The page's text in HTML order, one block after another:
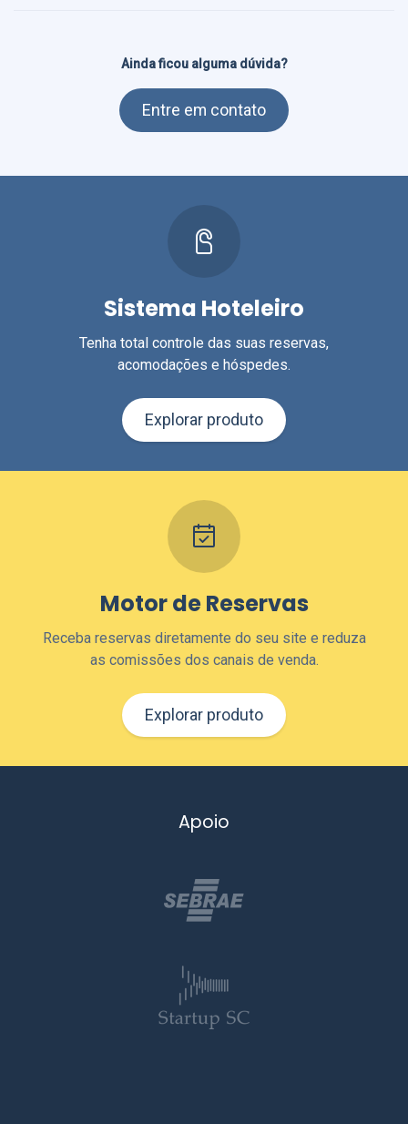
Ainda ficou alguma dúvida?
Entre em contato
Sistema Hoteleiro
Tenha total controle das suas reservas,
acomodações e hóspedes.
Explorar produto
Motor de Reservas
Receba reservas diretamente do seu site e reduza
as comissões dos canais de venda.
Explorar produto
Apoio